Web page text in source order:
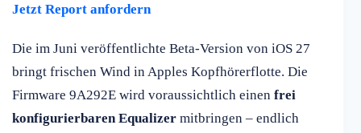
Jetzt Report anfordern
Die im Juni veröffentlichte Beta-Version von iOS 27
bringt frischen Wind in Apples Kopfhörerflotte. Die
Firmware 9A292E wird voraussichtlich einen frei
konfigurierbaren Equalizer mitbringen – endlich